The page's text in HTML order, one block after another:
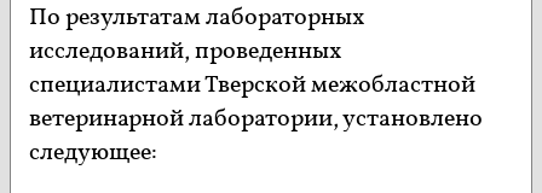
По результатам лабораторных
исследований, проведенных
специалистами Тверской межобластной
ветеринарной лаборатории, установлено
следующее: